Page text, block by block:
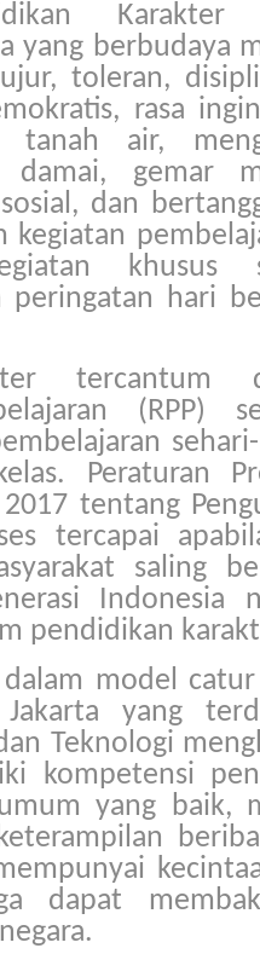
yang berbudaya
toleran,
rasa
tanah air,
damai, gemar
dan
kegiatan
khusus
peringatan hari
tercantum
(RPP)
Peraturan
tentang
tercapai
saling
Indonesia
pendidikan
model
yang
Teknologi
kompetensi
yang baik,
dapat